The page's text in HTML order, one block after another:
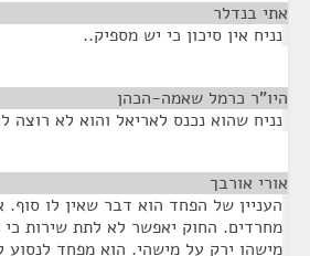
אתי בנדלר
נניח אין סיכון כי יש מספיק..
היו"ר כרמל שאמה-הכהן
נניח שהוא נכנס לאריאל והוא לא רוצה
אורי אורבך
העניין של הפחד הוא דבר שאין לו סוף.
מחרדים. החוק יאפשר לא לתת שירות
מישהו ירק על מישהי. הוא מפחד לנסוע